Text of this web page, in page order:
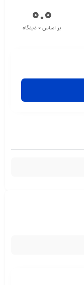
0.0
بر اساس 0 دیدگاه